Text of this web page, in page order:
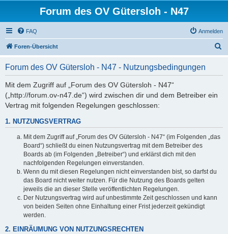
Forum des OV Gütersloh - N47
FAQ Anmelden
Foren-Übersicht
Forum des OV Gütersloh - N47 - Nutzungsbedingungen
Mit dem Zugriff auf „Forum des OV Gütersloh - N47“
(„http://forum.ov-n47.de“) wird zwischen dir und dem Betreiber ein
Vertrag mit folgenden Regelungen geschlossen:
1. NUTZUNGSVERTRAG
Mit dem Zugriff auf „Forum des OV Gütersloh - N47“ (im Folgenden „das
Board“) schließt du einen Nutzungsvertrag mit dem Betreiber des
Boards ab (im Folgenden „Betreiber“) und erklärst dich mit den
nachfolgenden Regelungen einverstanden.
Wenn du mit diesen Regelungen nicht einverstanden bist, so darfst du
das Board nicht weiter nutzen. Für die Nutzung des Boards gelten
jeweils die an dieser Stelle veröffentlichten Regelungen.
Der Nutzungsvertrag wird auf unbestimmte Zeit geschlossen und kann
von beiden Seiten ohne Einhaltung einer Frist jederzeit gekündigt
werden.
2. EINRÄUMUNG VON NUTZUNGSRECHTEN